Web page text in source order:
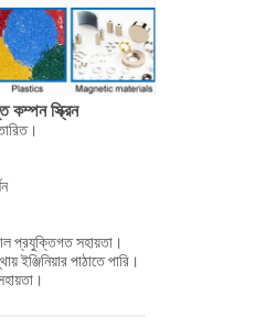
কম্পন স্ক্রিন
প্রযুক্তিগত সহায়তা।
ইঞ্জিনিয়ার পাঠাতে পারি।